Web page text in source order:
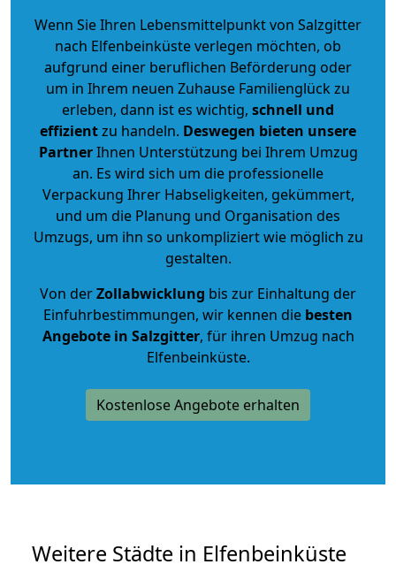
Wenn Sie Ihren Lebensmittelpunkt von Salzgitter
nach Elfenbeinküste verlegen möchten, ob
aufgrund einer beruflichen Beförderung oder
um in Ihrem neuen Zuhause Familienglück zu
erleben, dann ist es wichtig, schnell und
effizientzu handeln. Deswegen bieten unsere
PartnerIhnen Unterstützung bei Ihrem Umzug
an. Es wird sich um die professionelle
Verpackung Ihrer Habseligkeiten, gekümmert,
und um die Planung und Organisation des
Umzugs, um ihn so unkompliziert wie möglich zu
gestalten.
Von derZollabwicklung bis zur Einhaltung der
Einfuhrbestimmungen, wir kennen die besten
Angebote in Salzgitter, für ihren Umzug nach
Elfenbeinküste.
Kostenlose Angebote erhalten
Weitere Städte in Elfenbeinküste